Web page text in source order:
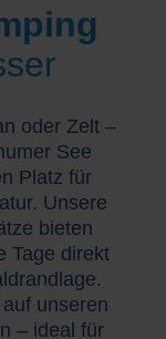
oder Zelt –
See
Platz für
Unsere
bieten
Tage direkt
unseren
– ideal für